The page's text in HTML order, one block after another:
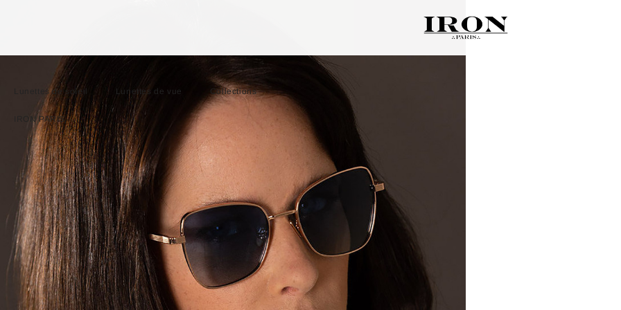
Lunettes de soleil Lunettes de vue Collections
IRON PARIS